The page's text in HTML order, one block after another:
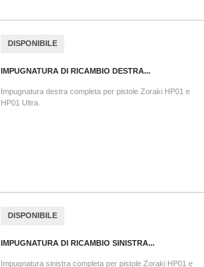
DISPONIBILE
IMPUGNATURA DI RICAMBIO DESTRA...
Impugnatura destra completa per pistole Zoraki HP01 e
HP01 Ultra.
DISPONIBILE
IMPUGNATURA DI RICAMBIO SINISTRA...
Impugnatura sinistra completa per pistole Zoraki HP01 e